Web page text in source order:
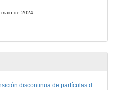
de 2024
Transición discontinua de partículas de microgel termosensible